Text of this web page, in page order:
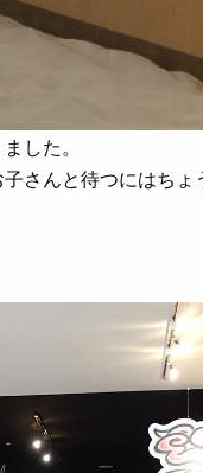
した。
さんと待つにはちょ